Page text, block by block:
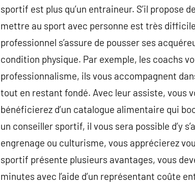
sportif est plus qu’un entraineur. S’il propose
mettre au sport avec personne est très
professionnel s’assure de pousser ses
condition physique. Par exemple, les coachs
professionnalisme, ils vous accompagnent
tout en restant fondé. Avec leur assiste, vous
bénéficierez d’un catalogue alimentaire qui
un conseiller sportif, il vous sera possible d’y
engrenage ou culturisme, vous apprécierez
sportif présente plusieurs avantages, vous
minutes avec l’aide d’un représentant coûte